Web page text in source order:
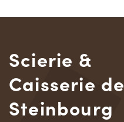
Scierie &
Caisserie de
Steinbourg